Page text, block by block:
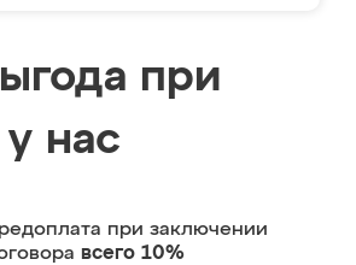
при
у нас
при заключении
всего 10%